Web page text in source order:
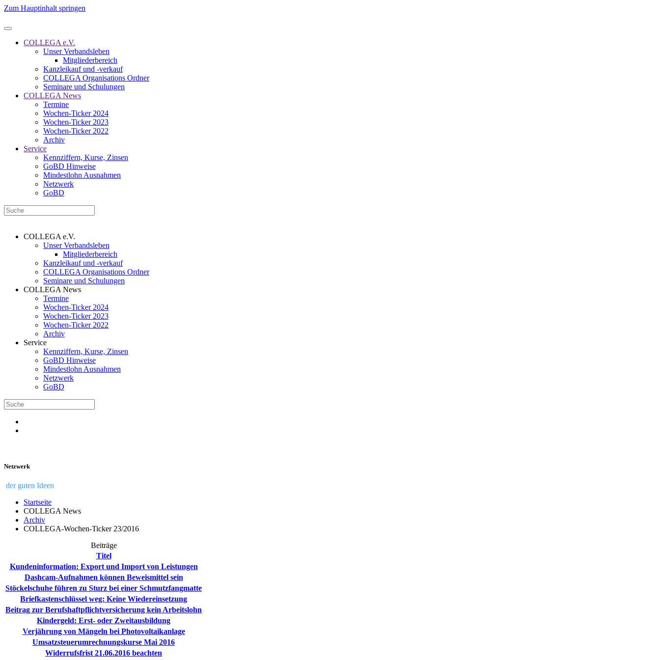
Zum Hauptinhalt springen
COLLEGA e.V.
Unser Verbandsleben
Mitgliederbereich
Kanzleikauf und -verkauf
COLLEGA Organisations Ordner
Seminare und Schulungen
COLLEGA News
Termine
Wochen-Ticker 2024
Wochen-Ticker 2023
Wochen-Ticker 2022
Archiv
Service
Kennziffern, Kurse, Zinsen
GoBD Hinweise
Mindestlohn Ausnahmen
Netzwerk
GoBD
COLLEGA e.V.
Unser Verbandsleben
Mitgliederbereich
Kanzleikauf und -verkauf
COLLEGA Organisations Ordner
Seminare und Schulungen
COLLEGA News
Termine
Wochen-Ticker 2024
Wochen-Ticker 2023
Wochen-Ticker 2022
Archiv
Service
Kennziffern, Kurse, Zinsen
GoBD Hinweise
Mindestlohn Ausnahmen
Netzwerk
GoBD
Netzwerk
der guten Ideen
Startseite
COLLEGA News
Archiv
COLLEGA-Wochen-Ticker 23/2016
Beiträge
Titel
Kundeninformation: Export und Import von Leistungen
Dashcam-Aufnahmen können Beweismittel sein
Stöckelschuhe führen zu Sturz bei einer Schmutzfangmatte
Briefkastenschlüssel weg: Keine Wiedereinsetzung
Beitrag zur Berufshaftpflichtversicherung kein Arbeitslohn
Kindergeld: Erst- oder Zweitausbildung
Verjährung von Mängeln bei Photovoltaikanlage
Umsatzsteuerumrechnungskurse Mai 2016
Widerrufsfrist 21.06.2016 beachten